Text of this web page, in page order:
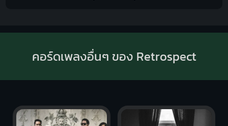
คอร์ดเพลงอื่นๆ ของ Retrospect